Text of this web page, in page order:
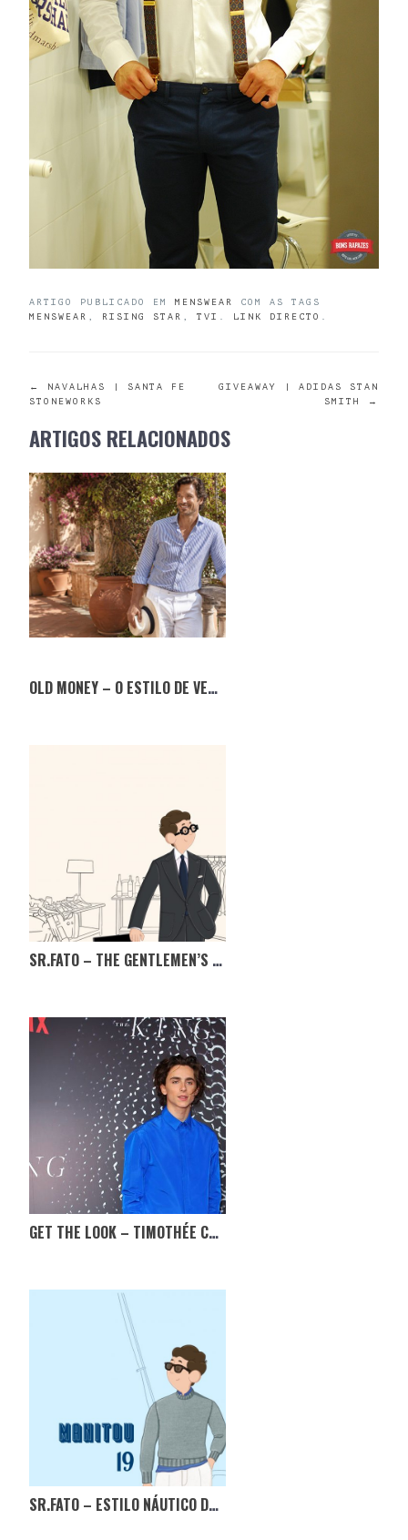
ARTIGO PUBLICADO EM MENSWEAR
COM AS TAGS
MENSWEAR
RISING STAR TVI LINK DIRECTO
POST
NAVIGATION
←
NAVALHAS | SANTA FE
STONEWORKS
GIVEAWAY | ADIDAS STAN
SMITH
→
ARTIGOS RELACIONADOS
OLD MONEY – O ESTILO DE VERÃO QUE NUNCA SAI DE MODA
SR.FATO – THE GENTLEMEN’S MARKET, TÊM MESMO DE IR!
GET THE LOOK – TIMOTHÉE CHALAMET
SR.FATO – ESTILO NÁUTICO DE JFK